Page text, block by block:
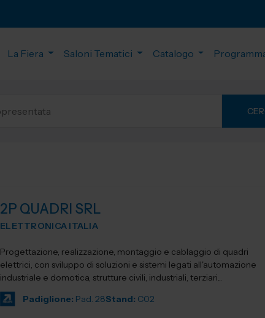
La Fiera Saloni Tematici Catalogo
2P QUADRI SRL
ELETTRONICA ITALIA
Progettazione, realizzazione, montaggio e cablaggio di quadri
elettrici, con sviluppo di soluzioni e sistemi legati all'automazione
industriale e domotica, strutture civili, industriali, terziari...
Padiglione: Pad. 28Stand: C02